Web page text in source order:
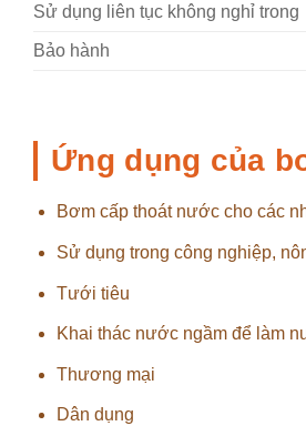
Sử dụng liên tục không nghỉ trong
Bảo hành
Ứng dụng của
Bơm cấp thoát nước cho các
Sử dụng trong công nghiệp,
Tưới tiêu
Khai thác nước ngầm để làm
Thương mại
Dân dụng